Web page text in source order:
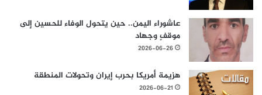
عاشوراء اليمن.. حين يتحول الوفاء للحسين إلى
موقفٍ وجهاد
2026-06-26
هزيمة أمريكا بحرب إيران وتحولات المنطقة
2026-06-21